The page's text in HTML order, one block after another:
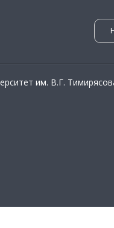
им. В.Г.